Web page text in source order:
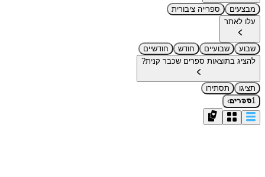
מבצעים
ספרייה ציבורית
עלו לאתר
שבוע שבועיים חודש
חודשיים
להציג בתוצאות ספרים שכבר קנית?
תציגו
תסתירו
1ספרים›